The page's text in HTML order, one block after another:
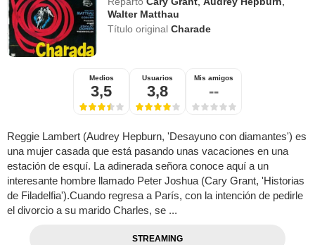
Walter Matthau
Título originalCharade
Medios
3,5
Usuarios
3,8
Mis amigos
--
Reggie Lambert (Audrey Hepburn, 'Desayuno con diamantes') es
una mujer casada que está pasando unas vacaciones en una
estación de esquí. La adinerada señora conoce aquí a un
interesante hombre llamado Peter Joshua (Cary Grant, 'Historias
de Filadelfia').Cuando regresa a París, con la intención de pedirle
el divorcio a su marido Charles, se ...
STREAMING